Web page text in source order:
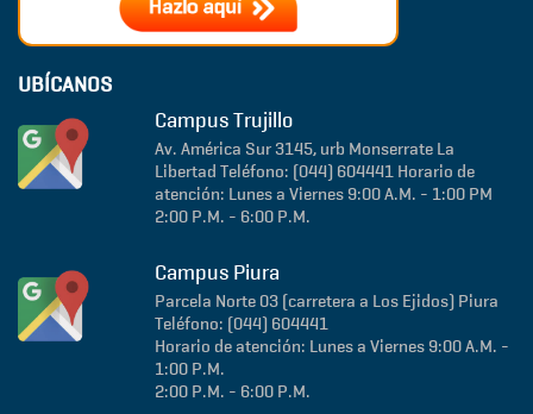
UBÍCANOS
Campus Trujillo
Av. América Sur 3145, urb Monserrate La
Libertad Teléfono: (044) 604441 Horario de
atención: Lunes a Viernes 9:00 A.M. - 1:00 PM
2:00 P.M. - 6:00 P.M.
Campus Piura
Parcela Norte 03 (carretera a Los Ejidos) Piura
Teléfono: (044) 604441
Horario de atención: Lunes a Viernes 9:00 A.M. -
1:00 P.M.
2:00 P.M. - 6:00 P.M.